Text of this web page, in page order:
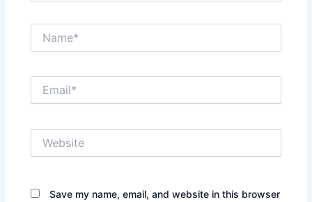
Save my name, email, and website in this browser